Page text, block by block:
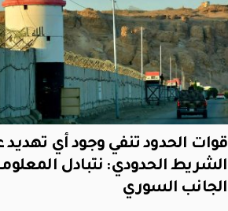
قوات الحدود تنفي وجود أي تهديد
الشريط الحدودي: نتبادل
الجانب السوري